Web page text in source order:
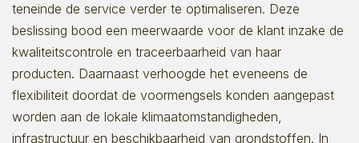
teneinde de service verder te optimaliseren. Deze
beslissing bood een meerwaarde voor de klant inzake de
kwaliteitscontrole en traceerbaarheid van haar
producten. Daarnaast verhoogde het eveneens de
flexibiliteit doordat de voormengsels konden aangepast
worden aan de lokale klimaatomstandigheden,
infrastructuur en beschikbaarheid van grondstoffen. In